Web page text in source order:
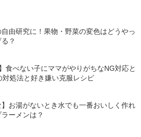
由研究に！果物・野菜の変色はどうやっ
？
食べない子にママがやりがちなNG対応と
対処法と好き嫌い克服レシピ
】お湯がないとき水でも一番おいしく作れ
ーメンは？